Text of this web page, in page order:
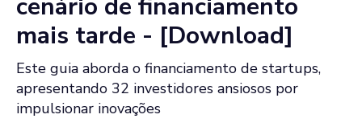
cenário de financiamento
mais tarde - [Download]
Este guia aborda o financiamento de startups,
apresentando 32 investidores ansiosos por
impulsionar inovações